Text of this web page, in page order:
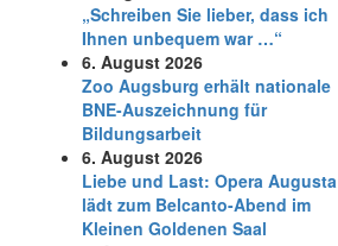
„Schreiben Sie lieber, dass ich
Ihnen unbequem war …“
6. August 2026
Zoo Augsburg erhält nationale
BNE-Auszeichnung für
Bildungsarbeit
6. August 2026
Liebe und Last: Opera Augusta
lädt zum Belcanto-Abend im
Kleinen Goldenen Saal